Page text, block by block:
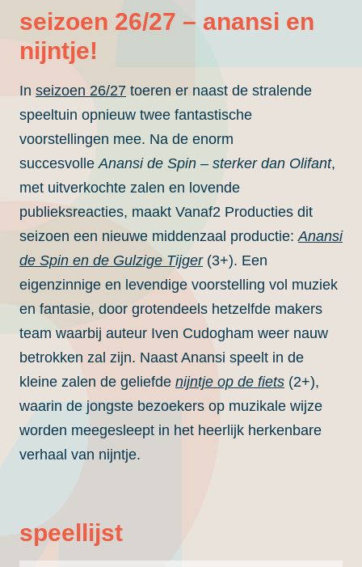
seizoen 26/27 – anansi en
nijntje!
In seizoen 26/27 toeren er naast de stralende
speeltuin opnieuw twee fantastische
voorstellingen mee. Na de enorm
succesvolleAnansi de Spin – sterker dan Olifant,
met uitverkochte zalen en lovende
publieksreacties, maakt Vanaf2 Producties dit
seizoen een nieuwe middenzaal productie:Anansi
de Spin en de Gulzige Tijger(3+). Een
eigenzinnige en levendige voorstelling vol muziek
en fantasie, door grotendeels hetzelfde makers
team waarbij auteur Iven Cudogham weer nauw
betrokken zal zijn. Naast Anansi speelt in de
kleine zalen de geliefde nijntje op de fiets (2+),
waarin de jongste bezoekers op muzikale wijze
worden meegesleept in het heerlijk herkenbare
verhaal van nijntje.
speellijst